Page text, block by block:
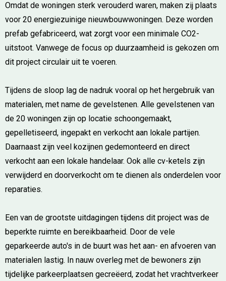
Omdat de woningen sterk verouderd waren, maken zij plaats
voor 20 energiezuinige nieuwbouwwoningen. Deze worden
prefab gefabriceerd, wat zorgt voor een minimale CO2-
uitstoot. Vanwege de focus op duurzaamheid is gekozen om
dit project circulair uit te voeren.
Tijdens de sloop lag de nadruk vooral op het hergebruik van
materialen, met name de gevelstenen. Alle gevelstenen van
de 20 woningen zijn op locatie schoongemaakt,
gepelletiseerd, ingepakt en verkocht aan lokale partijen.
Daarnaast zijn veel kozijnen gedemonteerd en direct
verkocht aan een lokale handelaar. Ook alle cv-ketels zijn
verwijderd en doorverkocht om te dienen als onderdelen voor
reparaties.
Een van de grootste uitdagingen tijdens dit project was de
beperkte ruimte en bereikbaarheid. Door de vele
geparkeerde auto's in de buurt was het aan- en afvoeren van
materialen lastig. In nauw overleg met de bewoners zijn
tijdelijke parkeerplaatsen gecreëerd, zodat het vrachtverkeer